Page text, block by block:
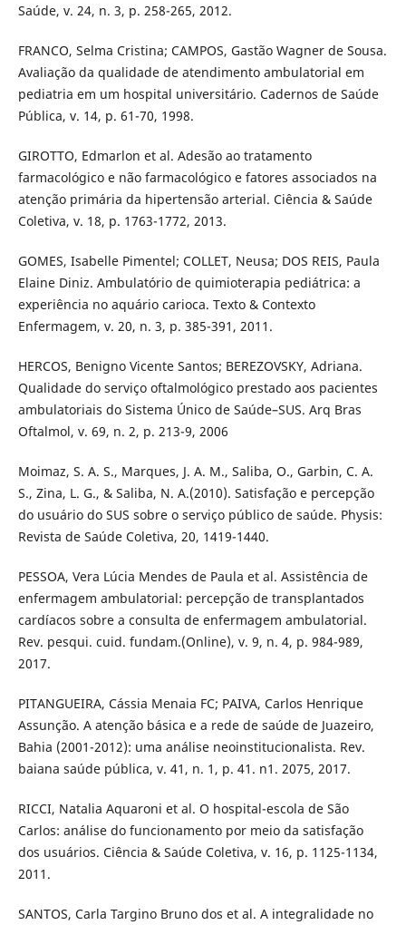
Saúde, v. 24, n. 3, p. 258-265, 2012.
FRANCO, Selma Cristina; CAMPOS, Gastão Wagner de Sousa.
Avaliação da qualidade de atendimento ambulatorial em
pediatria em um hospital universitário. Cadernos de Saúde
Pública, v. 14, p. 61-70, 1998.
GIROTTO, Edmarlon et al. Adesão ao tratamento
farmacológico e não farmacológico e fatores associados na
atenção primária da hipertensão arterial. Ciência & Saúde
Coletiva, v. 18, p. 1763-1772, 2013.
GOMES, Isabelle Pimentel; COLLET, Neusa; DOS REIS, Paula
Elaine Diniz. Ambulatório de quimioterapia pediátrica: a
experiência no aquário carioca. Texto & Contexto
Enfermagem, v. 20, n. 3, p. 385-391, 2011.
HERCOS, Benigno Vicente Santos; BEREZOVSKY, Adriana.
Qualidade do serviço oftalmológico prestado aos pacientes
ambulatoriais do Sistema Único de Saúde–SUS. Arq Bras
Oftalmol, v. 69, n. 2, p. 213-9, 2006
Moimaz, S. A. S., Marques, J. A. M., Saliba, O., Garbin, C. A.
S., Zina, L. G., & Saliba, N. A.(2010). Satisfação e percepção
do usuário do SUS sobre o serviço público de saúde. Physis:
Revista de Saúde Coletiva, 20, 1419-1440.
PESSOA, Vera Lúcia Mendes de Paula et al. Assistência de
enfermagem ambulatorial: percepção de transplantados
cardíacos sobre a consulta de enfermagem ambulatorial.
Rev. pesqui. cuid. fundam.(Online), v. 9, n. 4, p. 984-989,
2017.
PITANGUEIRA, Cássia Menaia FC; PAIVA, Carlos Henrique
Assunção. A atenção básica e a rede de saúde de Juazeiro,
Bahia (2001-2012): uma análise neoinstitucionalista. Rev.
baiana saúde pública, v. 41, n. 1, p. 41. n1. 2075, 2017.
RICCI, Natalia Aquaroni et al. O hospital-escola de São
Carlos: análise do funcionamento por meio da satisfação
dos usuários. Ciência & Saúde Coletiva, v. 16, p. 1125-1134,
2011.
SANTOS, Carla Targino Bruno dos et al. A integralidade no